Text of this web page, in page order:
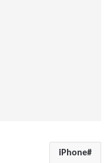
iPhone